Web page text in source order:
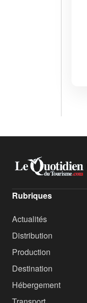
Rubriques
Actualités
Distribution
Production
Destination
Hébergement